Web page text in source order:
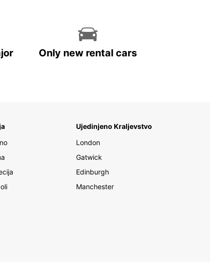
Only new rental cars
Ujedinjeno Kraljevstvo
London
Gatwick
Edinburgh
Manchester